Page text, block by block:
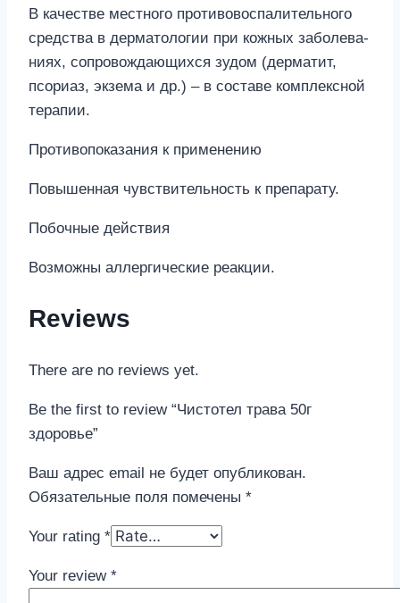
В качестве местного противовоспалительного
средства в дерматологии при кожных заболева-
ниях, сопровождающихся зудом (дерматит,
псориаз, экзема и др.) – в составе комплексной
терапии.
Противопоказания к применению
Повышенная чувствительность к препарату.
Побочные действия
Возможны аллергические реакции.
Reviews
There are no reviews yet.
Be the first to review “Чистотел трава 50г
здоровье”
Ваш адрес email не будет опубликован.
Обязательные поля помечены *
Your rating *
Your review *